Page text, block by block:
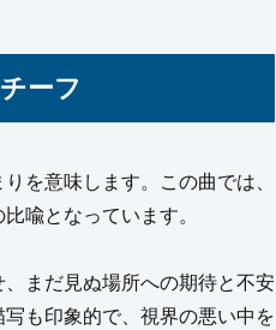
ーフ
を意味します。この曲では、
喩となっています。
まだ見ぬ場所への期待と不安
も印象的で、視界の悪い中を